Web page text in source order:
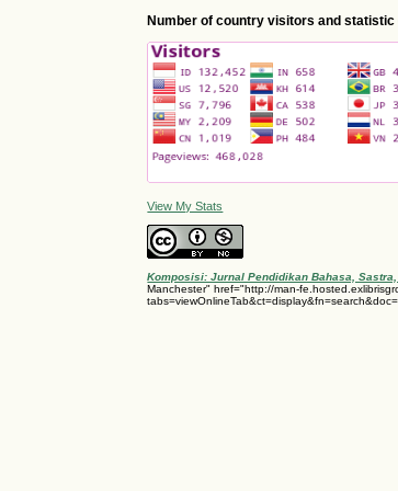
Number of country visitors and
View My Stats
Komposisi: Jurnal Pendidikan Bahasa,
Manchester" href="http://man-